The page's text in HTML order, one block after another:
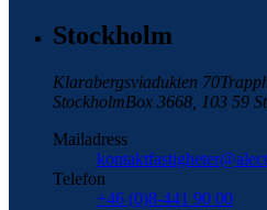
Stockholm
Klarabergsviadukten 70
StockholmBox 3668, 103 59
Mailadress
Telefon
+46 (0)8-441 90 00